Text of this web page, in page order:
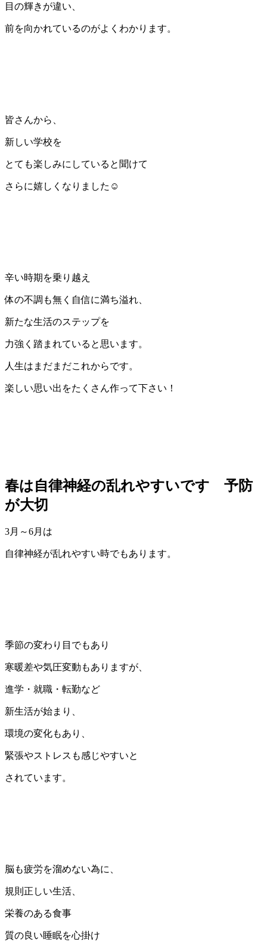
目の輝きが違い、
前を向かれているのがよくわかります。
皆さんから、
新しい学校を
とても楽しみにしていると聞けて
さらに嬉しくなりました☺
辛い時期を乗り越え
体の不調も無く自信に満ち溢れ、
新たな生活のステップを
力強く踏まれていると思います。
人生はまだまだこれからです。
楽しい思い出をたくさん作って下さい！
春は自律神経の乱れやすいです 予防
が大切
3月～6月は
自律神経が乱れやすい時でもあります。
季節の変わり目でもあり
寒暖差や気圧変動もありますが、
進学・就職・転勤など
新生活が始まり、
環境の変化もあり、
緊張やストレスも感じやすいと
されています。
脳も疲労を溜めない為に、
規則正しい生活、
栄養のある食事
質の良い睡眠を心掛け